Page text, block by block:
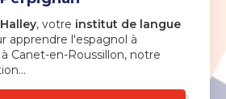
Halley, votre institut de langue
apprendre l'espagnol à
Canet-en-Roussillon, notre